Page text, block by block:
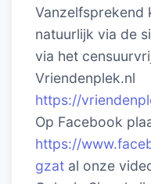
Vanzelfsprekend
natuurlijk via de
via het
Vriendenplek.nl
https://
Op Facebook
https://
gzat al onze